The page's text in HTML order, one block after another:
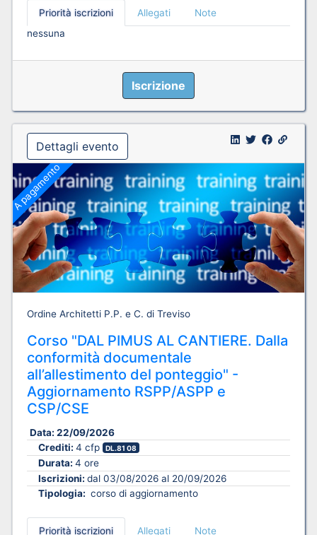
Priorità iscrizioni Allegati
Note
nessuna
Iscrizione
Dettagli evento
A pagamento
Ordine Architetti P.P. e C. di Treviso
Corso "DAL PIMUS AL CANTIERE. Dalla
conformità documentale
all’allestimento del ponteggio" -
Aggiornamento RSPP/ASPP e
CSP/CSE
Data: 22/09/2026
Crediti: 4 cfp DL.81 08
Durata: 4 ore
Iscrizioni: dal 03/08/2026 al 20/09/2026
Tipologia: corso di aggiornamento
Priorità iscrizioni Allegati Note